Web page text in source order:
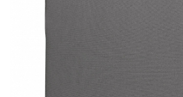
Inele Smart